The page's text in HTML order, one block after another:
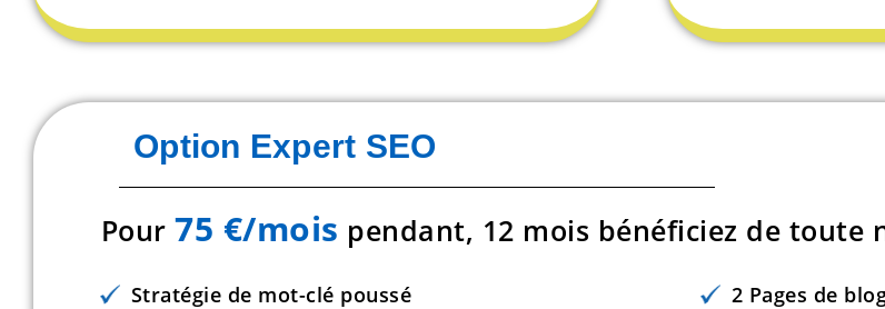
Option Expert SEO
Pour75 €/mois pendant, 12 mois bénéficiez de toute
Stratégie de mot-clé poussé
2 Pages de